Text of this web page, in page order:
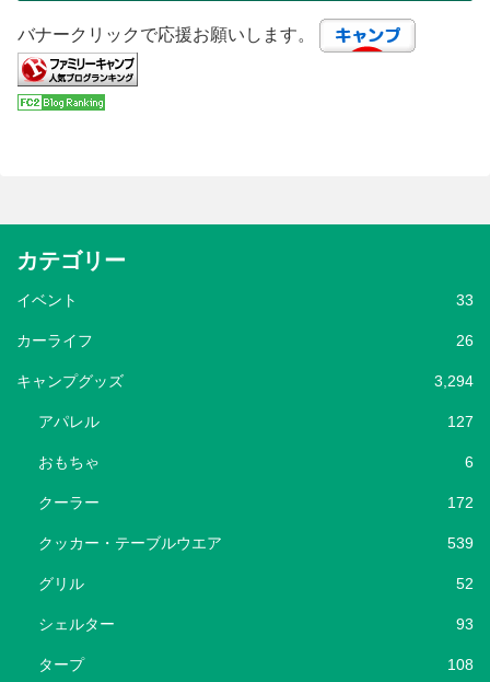
バナークリックで応援お願いします。
カテゴリー
イベント 33
カーライフ 26
キャンプグッズ 3,294
アパレル 127
おもちゃ 6
クーラー 172
クッカー・テーブルウエア 539
グリル 52
シェルター 93
タープ 108